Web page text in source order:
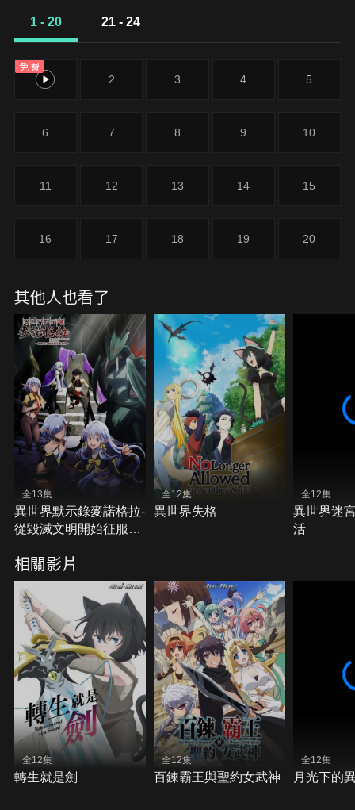
理念，開始了互相爭奪聖印和領土的戰亂—— 蔑視那
與騎士提歐的聖印立下契約，並宣誓永遠的忠誠」兩
人交換的主從之誓，會為混沌與戰亂的大陸帶來變革
1 - 20 21 - 24
免費
1 2 3 4 5
6 7 8 9 10
11 12 13 14 15
16 17 18 19 20
其他人也看了
全13集
異世界默示錄麥諾格拉-
從毀滅文明開始征服世
全12集
異世界失格
全12集
異世界迷
活
相關影片
全12集
轉生就是劍
全12集
百鍊霸王與聖約女武神
全12集
月光下的